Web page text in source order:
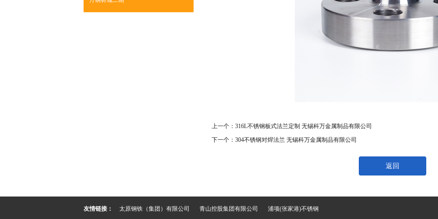
上一个： 316L不锈钢板式法兰定制 无锡科万金属制品有限公司
下一个： 304不锈钢对焊法兰 无锡科万金属制品有限公司
返回
友情链接： 太原钢铁（集团）有限公司 青山控股集团有限公司 浦项(张家港)不锈钢